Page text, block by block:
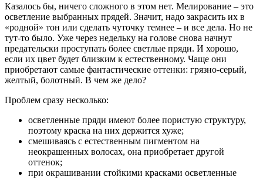
Казалось бы, ничего сложного в этом нет. Мелирование – это
осветление выбранных прядей. Значит, надо закрасить их в
«родной» тон или сделать чуточку темнее – и все дела. Но не
тут-то было. Уже через недельку на голове снова начнут
предательски проступать более светлые пряди. И хорошо,
если их цвет будет близким к естественному. Чаще они
приобретают самые фантастические оттенки: грязно-серый,
желтый, болотный. В чем же дело?
Проблем сразу несколько:
осветленные пряди имеют более пористую структуру,
поэтому краска на них держится хуже;
смешиваясь с естественным пигментом на
неокрашенных волосах, она приобретает другой
оттенок;
при окрашивании стойкими красками осветленные